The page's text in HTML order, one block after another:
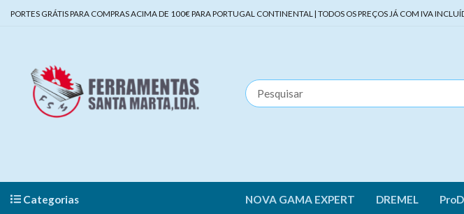
PORTES GRÁTIS PARA COMPRAS ACIMA DE 100€ PARA PORTUGAL CONTINENTAL | TODOS OS PREÇOS JÁ COM IVA
NOVA GAMA EXPERT DREMEL
Categorias